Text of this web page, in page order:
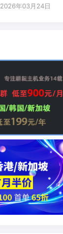
2026年03月24日